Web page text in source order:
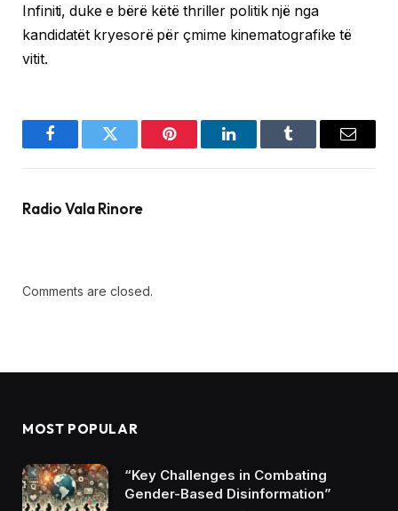
Infiniti, duke e bërë këtë thriller politik një nga
kandidatët kryesorë për çmime kinematografike të
vitit.
FacebookTwitter Pinterest LinkedInTumblr Email
Radio Vala Rinore
Comments are closed.
MOST POPULAR
“Key Challenges in Combating
Gender-Based Disinformation”